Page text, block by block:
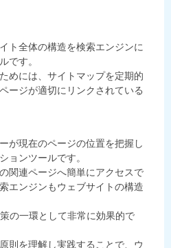
ト全体の構造を検索エンジンに
です。
めには、サイトマップを定期的
ージが適切にリンクされている
が現在のページの位置を把握し
ョンツールです。
関連ページへ簡単にアクセスで
エンジンもウェブサイトの構造
の一環として非常に効果的で
則を理解し実践することで、ウ